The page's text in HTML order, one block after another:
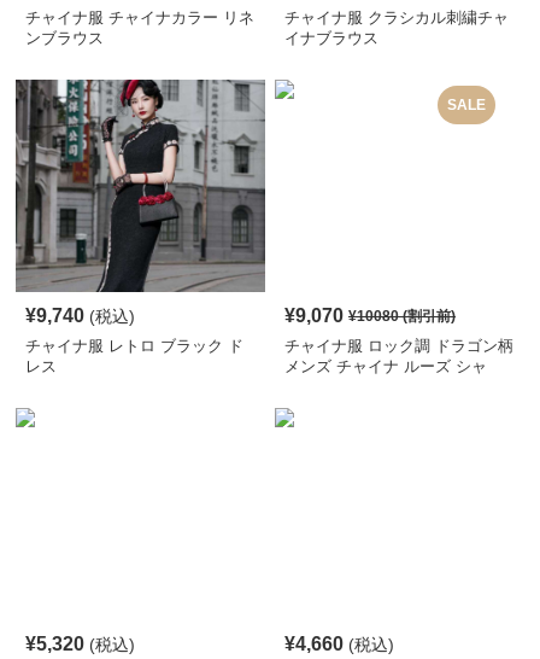
チャイナ服 チャイナカラー リネ
ンブラウス
チャイナ服 クラシカル刺繍チャ
イナブラウス
¥9,740 (税込)
チャイナ服 レトロ ブラック ド
レス
SALE
¥9,070 ¥10080(割引前)
チャイナ服 ロック調 ドラゴン柄
メンズ チャイナ ルーズ シャ
¥5,320 (税込) ¥4,660 (税込)